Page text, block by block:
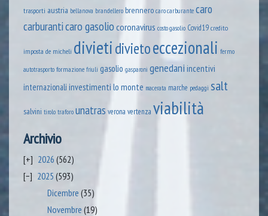
trasporti austria bellanova brandellero brennero caro carburante caro
carburanticaro gasoliocoronavirus costo gasolio Covid19credito
imposta de micheli divietidivietoeccezionali fermo
autotrasporto formazione friuli gasolio gasparoni genedani incentivi
internazionali investimenti lo monte macerata marche pedaggi salt
salvini tirolo traforo unatras verona vertenza viabilità
Archivio
2026 (562)
2025 (593)
Dicembre (35)
Novembre (19)